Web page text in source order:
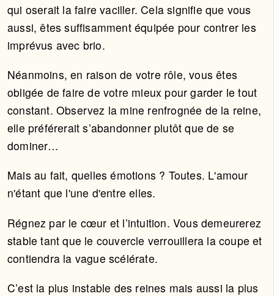
qui oserait la faire vaciller. Cela signifie que vous
aussi, êtes suffisamment équipée pour contrer les
imprévus avec brio.
Néanmoins, en raison de votre rôle, vous êtes
obligée de faire de votre mieux pour garder le tout
constant. Observez la mine renfrognée de la reine,
elle préférerait s’abandonner plutôt que de se
dominer…
Mais au fait, quelles émotions ? Toutes. L'amour
n'étant que l'une d'entre elles.
Régnez par le cœur et l’intuition. Vous demeurerez
stable tant que le couvercle verrouillera la coupe et
contiendra la vague scélérate.
C’est la plus instable des reines mais aussi la plus